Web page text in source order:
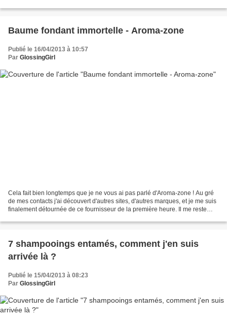
Baume fondant immortelle - Aroma-zone
Publié le 16/04/2013 à 10:57
Par GlossingGirl
Cela fait bien longtemps que je ne vous ai pas parlé d'Aroma-zone ! Au gré
de mes contacts j'ai découvert d'autres sites, d'autres marques, et je me suis
finalement détournée de ce fournisseur de la première heure. Il me reste
7 shampooings entamés, comment j'en suis
arrivée là ?
Publié le 15/04/2013 à 08:23
Par GlossingGirl